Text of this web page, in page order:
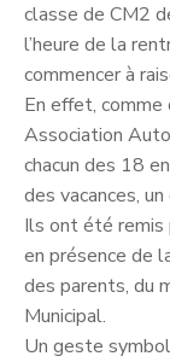
classe de CM2
l’heure de la
commencer à
En effet, comme
Association
chacun des 18
des vacances,
Ils ont été remis
en présence de
des parents, du
Municipal.
Un geste